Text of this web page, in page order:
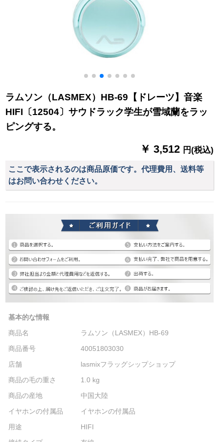
ラムソン（LASMEX）HB-69【ドレーツ】音楽
HIFI〔12504〕サウドラック学生が雪域蘭をラッ
ピングする。
￥ 3,512 円(税込)
ここで表示されるのは商品原価です。代理費用、送料等
はお問い合わせください。
基本的な情報
商品名
ラムソン（LASMEX）HB-69
商品番号
40051803030
店舗
lasmixフラッグシップショップ
商品の毛の重さ
1.0 kg
商品の産地
中国大陸
イヤホンの付属品
イヤホンの付属品
用途
HIFI